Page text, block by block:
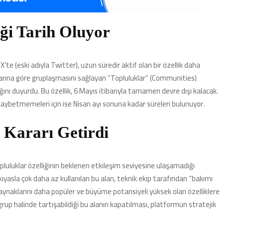
Tarih Oluyor
(eski adıyla Twitter), uzun süredir aktif olan bir özellik daha
göre gruplaşmasını sağlayan “Topluluklar” (Communities)
duyurdu. Bu özellik, 6 Mayıs itibarıyla tamamen devre dışı kalacak.
için ise Nisan ayı sonuna kadar süreleri bulunuyor.
Kararı Getirdi
özelliğinin beklenen etkileşim seviyesine ulaşamadığı
çok daha az kullanılan bu alan, teknik ekip tarafından “bakımı
daha popüler ve büyüme potansiyeli yüksek olan özelliklere
halinde tartışabildiği bu alanın kapatılması, platformun stratejik